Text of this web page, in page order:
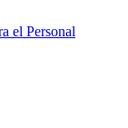
el Personal